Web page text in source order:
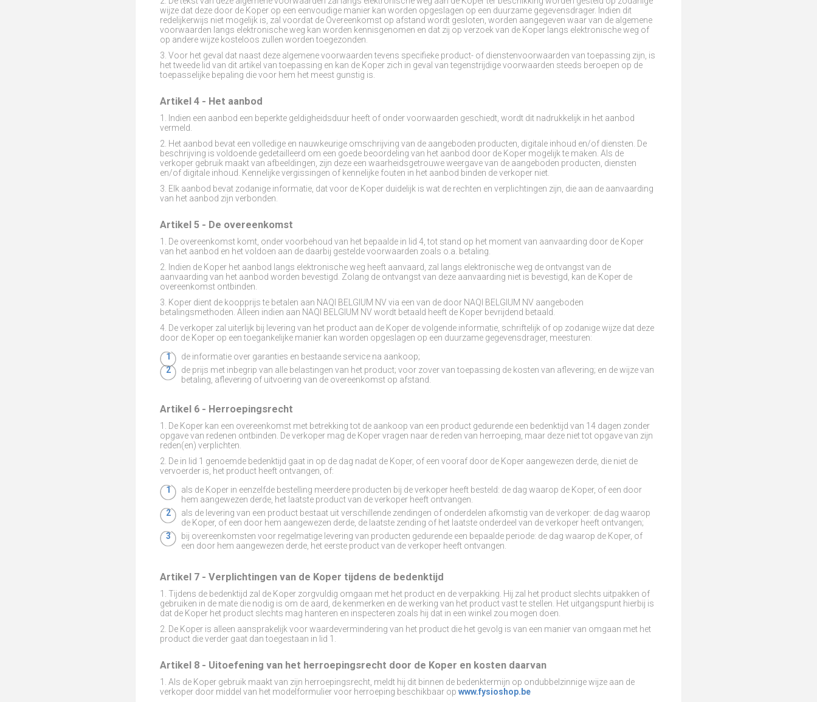
wijze dat deze door de Koper op een eenvoudige manier kan worden opgeslagen op een duurzame gegevensdrager. Indien dit
redelijkerwijs niet mogelijk is, zal voordat de Overeenkomst op afstand wordt gesloten, worden aangegeven waar van de algemene
voorwaarden langs elektronische weg kan worden kennisgenomen en dat zij op verzoek van de Koper langs elektronische weg of
op andere wijze kosteloos zullen worden toegezonden.
3. Voor het geval dat naast deze algemene voorwaarden tevens specifieke product- of dienstenvoorwaarden van toepassing zijn, is
het tweede lid van dit artikel van toepassing en kan de Koper zich in geval van tegenstrijdige voorwaarden steeds beroepen op de
toepasselijke bepaling die voor hem het meest gunstig is.
Artikel 4 - Het aanbod
1. Indien een aanbod een beperkte geldigheidsduur heeft of onder voorwaarden geschiedt, wordt dit nadrukkelijk in het aanbod
vermeld.
2. Het aanbod bevat een volledige en nauwkeurige omschrijving van de aangeboden producten, digitale inhoud en/of diensten. De
beschrijving is voldoende gedetailleerd om een goede beoordeling van het aanbod door de Koper mogelijk te maken. Als de
verkoper gebruik maakt van afbeeldingen, zijn deze een waarheidsgetrouwe weergave van de aangeboden producten, diensten
en/of digitale inhoud. Kennelijke vergissingen of kennelijke fouten in het aanbod binden de verkoper niet.
3. Elk aanbod bevat zodanige informatie, dat voor de Koper duidelijk is wat de rechten en verplichtingen zijn, die aan de aanvaarding
van het aanbod zijn verbonden.
Artikel 5 - De overeenkomst
1. De overeenkomst komt, onder voorbehoud van het bepaalde in lid 4, tot stand op het moment van aanvaarding door de Koper
van het aanbod en het voldoen aan de daarbij gestelde voorwaarden zoals o.a. betaling.
2. Indien de Koper het aanbod langs elektronische weg heeft aanvaard, zal langs elektronische weg de ontvangst van de
aanvaarding van het aanbod worden bevestigd. Zolang de ontvangst van deze aanvaarding niet is bevestigd, kan de Koper de
overeenkomst ontbinden.
3. Koper dient de koopprijs te betalen aan NAQI BELGIUM NV via een van de door NAQI BELGIUM NV aangeboden
betalingsmethoden. Alleen indien aan NAQI BELGIUM NV wordt betaald heeft de Koper bevrijdend betaald.
4. De verkoper zal uiterlijk bij levering van het product aan de Koper de volgende informatie, schriftelijk of op zodanige wijze dat deze
door de Koper op een toegankelijke manier kan worden opgeslagen op een duurzame gegevensdrager, meesturen:
de informatie over garanties en bestaande service na aankoop;
de prijs met inbegrip van alle belastingen van het product; voor zover van toepassing de kosten van aflevering; en de wijze van
betaling, aflevering of uitvoering van de overeenkomst op afstand.
Artikel 6 - Herroepingsrecht
1. De Koper kan een overeenkomst met betrekking tot de aankoop van een product gedurende een bedenktijd van 14 dagen zonder
opgave van redenen ontbinden. De verkoper mag de Koper vragen naar de reden van herroeping, maar deze niet tot opgave van zijn
reden(en) verplichten.
2. De in lid 1 genoemde bedenktijd gaat in op de dag nadat de Koper, of een vooraf door de Koper aangewezen derde, die niet de
vervoerder is, het product heeft ontvangen, of:
als de Koper in eenzelfde bestelling meerdere producten bij de verkoper heeft besteld: de dag waarop de Koper, of een door
hem aangewezen derde, het laatste product van de verkoper heeft ontvangen.
als de levering van een product bestaat uit verschillende zendingen of onderdelen afkomstig van de verkoper: de dag waarop
de Koper, of een door hem aangewezen derde, de laatste zending of het laatste onderdeel van de verkoper heeft ontvangen;
bij overeenkomsten voor regelmatige levering van producten gedurende een bepaalde periode: de dag waarop de Koper, of
een door hem aangewezen derde, het eerste product van de verkoper heeft ontvangen.
Artikel 7 - Verplichtingen van de Koper tijdens de bedenktijd
1. Tijdens de bedenktijd zal de Koper zorgvuldig omgaan met het product en de verpakking. Hij zal het product slechts uitpakken of
gebruiken in de mate die nodig is om de aard, de kenmerken en de werking van het product vast te stellen. Het uitgangspunt hierbij is
dat de Koper het product slechts mag hanteren en inspecteren zoals hij dat in een winkel zou mogen doen.
2. De Koper is alleen aansprakelijk voor waardevermindering van het product die het gevolg is van een manier van omgaan met het
product die verder gaat dan toegestaan in lid 1.
Artikel 8 - Uitoefening van het herroepingsrecht door de Koper en kosten daarvan
1. Als de Koper gebruik maakt van zijn herroepingsrecht, meldt hij dit binnen de bedenktermijn op ondubbelzinnige wijze aan de
verkoper door middel van het modelformulier voor herroeping beschikbaar op www.fysioshop.be